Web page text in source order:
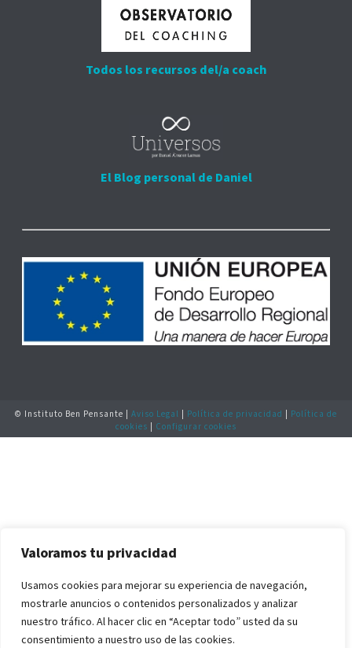
Valoramos tu privacidad
Usamos cookies para mejorar su experiencia de navegación,
mostrarle anuncios o contenidos personalizados y analizar
nuestro tráfico. Al hacer clic en “Aceptar todo” usted da su
consentimiento a nuestro uso de las cookies.
Todos los recursos del/a coach
El Blog personal de Daniel
© Instituto Ben Pensante | Aviso Legal | Política de privacidad | Política de
cookies | Configurar cookies